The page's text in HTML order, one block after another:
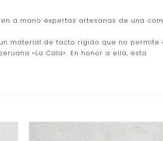
a mano expertas artesanas de una
material de tacto rígido que no permite
«La Cala». En honor a ella, esta